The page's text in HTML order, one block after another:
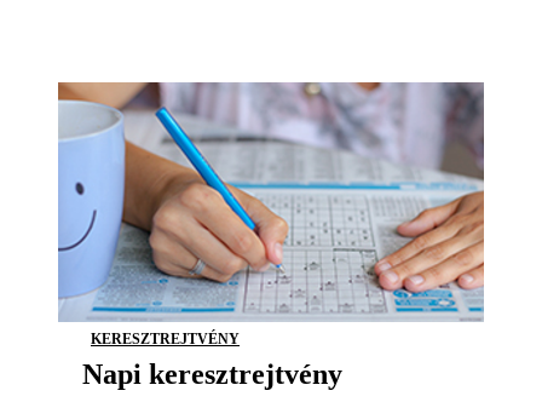
KERESZTREJTVÉNY
Napi keresztrejtvény